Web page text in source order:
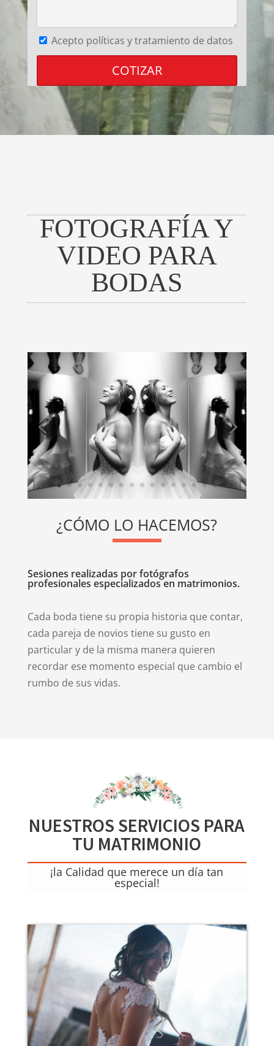
Acepto políticas y tratamiento de datos
FOTOGRAFÍA Y
VIDEO PARA
BODAS
¿CÓMO LO HACEMOS?
Sesiones realizadas por fotógrafos
profesionales especializados en matrimonios.
Cada boda tiene su propia historia que contar,
cada pareja de novios tiene su gusto en
particular y de la misma manera quieren
recordar ese momento especial que cambio el
rumbo de sus vidas.
NUESTROS SERVICIOS PARA
TU MATRIMONIO
¡la Calidad que merece un día tan
especial!